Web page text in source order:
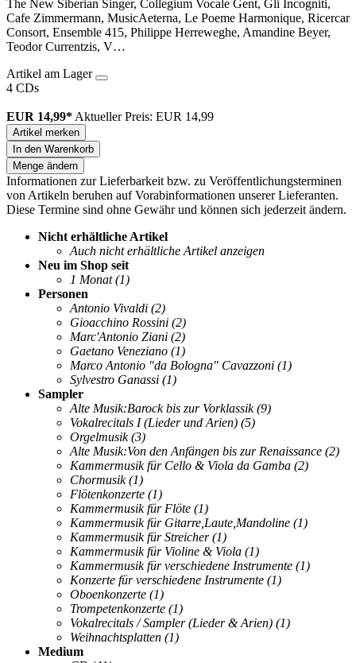
The New Siberian Singer, Collegium Vocale Gent, Gli Incogniti,
Cafe Zimmermann, MusicAeterna, Le Poeme Harmonique, Ricercar
Consort, Ensemble 415, Philippe Herreweghe, Amandine Beyer,
Teodor Currentzis, V…
Artikel am Lager
4 CDs
EUR 14,99* Aktueller Preis: EUR 14,99
Artikel merken
In den Warenkorb
Menge ändern
Informationen zur Lieferbarkeit bzw. zu Veröffentlichungsterminen
von Artikeln beruhen auf Vorabinformationen unserer Lieferanten.
Diese Termine sind ohne Gewähr und können sich jederzeit ändern.
Nicht erhältliche Artikel
Auch nicht erhältliche Artikel anzeigen
Neu im Shop seit
1 Monat (1)
Personen
Antonio Vivaldi (2)
Gioacchino Rossini (2)
Marc'Antonio Ziani (2)
Gaetano Veneziano (1)
Marco Antonio "da Bologna" Cavazzoni (1)
Sylvestro Ganassi (1)
Sampler
Alte Musik:Barock bis zur Vorklassik (9)
Vokalrecitals I (Lieder und Arien) (5)
Orgelmusik (3)
Alte Musik:Von den Anfängen bis zur Renaissance (2)
Kammermusik für Cello & Viola da Gamba (2)
Chormusik (1)
Flötenkonzerte (1)
Kammermusik für Flöte (1)
Kammermusik für Gitarre,Laute,Mandoline (1)
Kammermusik für Streicher (1)
Kammermusik für Violine & Viola (1)
Kammermusik für verschiedene Instrumente (1)
Konzerte für verschiedene Instrumente (1)
Oboenkonzerte (1)
Trompetenkonzerte (1)
Vokalrecitals / Sampler (Lieder & Arien) (1)
Weihnachtsplatten (1)
Medium